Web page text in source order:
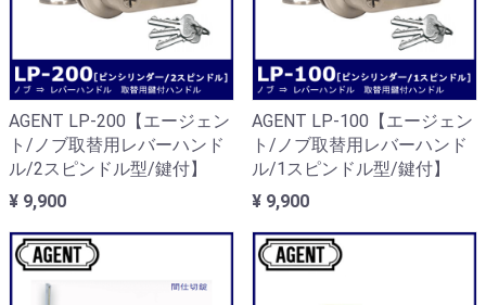
AGENT LP-200【エージェン
ト/ノブ取替用レバーハンド
ル/2スピンドル型/鍵付】
¥ 9,900
AGENT LP-100【エージェン
ト/ノブ取替用レバーハンド
ル/1スピンドル型/鍵付】
¥ 9,900